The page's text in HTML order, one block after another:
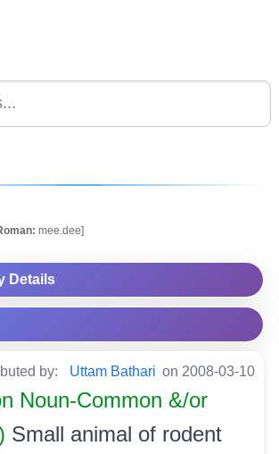
mee.dee]
Details
by: Uttam Bathari on 2008-03-10
Noun-Common &/or
Small animal of rodent